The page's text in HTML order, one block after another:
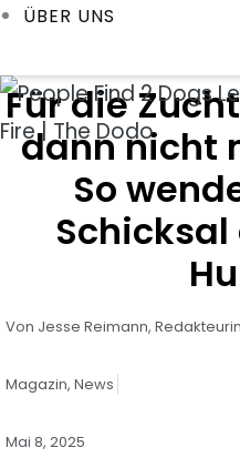
ÜBER UNS
Für die
dann nicht
So
Schicksal
Von Jesse Reimann, Redakteurin
Magazin, News
Mai 8, 2025